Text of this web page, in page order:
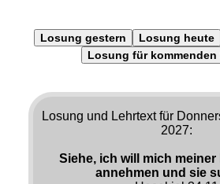
Losung gestern Losung heute
Losung für kommenden
Losung und Lehrtext für
2027:
Siehe, ich will mich meiner
annehmen und sie